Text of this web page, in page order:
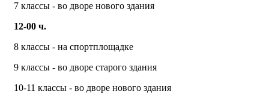
7 классы - во дворе нового здания
12-00 ч.
8 классы - на спортплощадке
9 классы - во дворе старого здания
10-11 классы - во дворе нового здания